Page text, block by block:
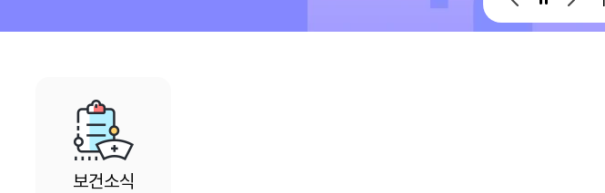
보건소식